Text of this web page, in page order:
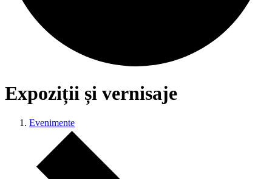
Expoziții și vernisaje
Evenimente